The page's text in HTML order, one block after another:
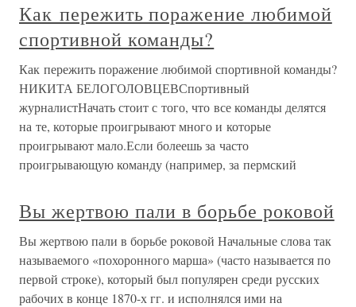
Как пережить поражение любимой
спортивной команды?
Как пережить поражение любимой спортивной команды?
НИКИТА БЕЛОГОЛОВЦЕВСпортивный
журналистНачать стоит с того, что все команды делятся
на те, которые проигрывают много и которые
проигрывают мало.Если болеешь за часто
проигрывающую команду (например, за пермский
Вы жертвою пали в борьбе роковой
Вы жертвою пали в борьбе роковой Начальные слова так
называемого «похоронного марша» (часто называется по
первой строке), который был популярен среди русских
рабочих в конце 1870-х гг. и исполнялся ими на